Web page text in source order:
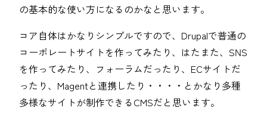
の基本的な使い方になるのかなと思います。
コア自体はかなりシンプルですので、Drupalで普通の
コーポレートサイトを作ってみたり、はたまた、SNS
を作ってみたり、フォーラムだったり、ECサイトだ
ったり、Magentと連携したり・・・・とかなり多種
多様なサイトが制作できるCMSだと思います。